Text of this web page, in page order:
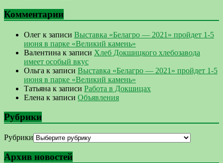
Комментарии
Олег к записи Выставка «Белагро — 2021» пройдет 1-5
июня в парке «Великий камень»
Валентина к записи Хлеб Докшицкого хлебозавода
имеет особый вкус
Ольга к записи Выставка «Белагро — 2021» пройдет 1-5
июня в парке «Великий камень»
Татьяна к записи Работа в Докшицах
Елена к записи Объявления
Рубрики
Рубрики
Архив новостей